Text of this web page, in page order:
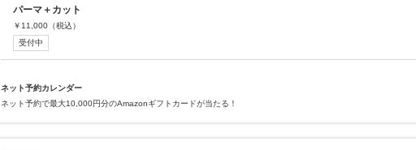
パーマ＋カット
￥ 11,000 （税込）
受付中
ネット予約カレンダー
ネット予約で最大10,000円分のAmazonギフトカードが当たる！